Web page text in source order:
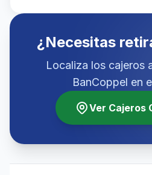
¿Necesitas
Localiza los cajeros
BanCoppel en
Ver Cajeros